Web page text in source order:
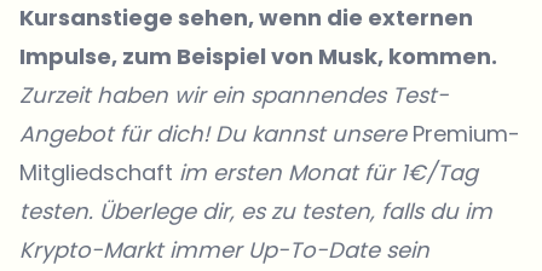
Kursanstiege sehen, wenn die externen
Impulse, zum Beispiel von Musk, kommen.
Zurzeit haben wir ein spannendes Test-
Angebot für dich! Du kannst unsere Premium-
Mitgliedschaft im ersten Monat für 1€/Tag
testen. Überlege dir, es zu testen, falls du im
Krypto-Markt immer Up-To-Date sein